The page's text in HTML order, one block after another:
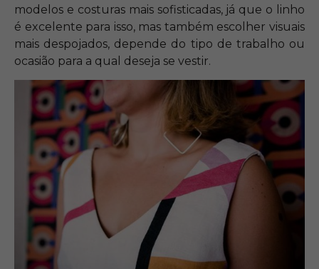
modelos e costuras mais sofisticadas, já que o linho
é excelente para isso, mas também escolher visuais
mais despojados, depende do tipo de trabalho ou
ocasião para a qual deseja se vestir.